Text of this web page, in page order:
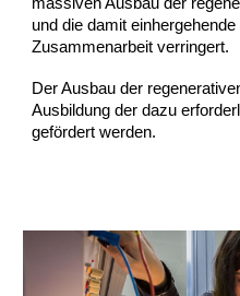
und die damit
Zusammenarbeit verringert.
Der Ausbau der
Ausbildung der dazu
gefördert werden.